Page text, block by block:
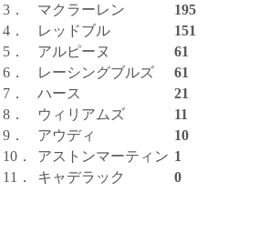
3．
マクラーレン
195
4．
レッドブル
151
5．
アルピーヌ
61
6．
レーシングブルズ
61
7．
ハース
21
8．
ウィリアムズ
11
9．
アウディ
10
10．
アストンマーティン 1
11．
キャデラック 0